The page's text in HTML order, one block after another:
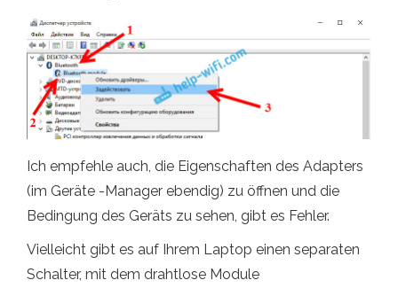
Ich empfehle auch, die Eigenschaften des Adapters
(im Geräte -Manager ebendig) zu öffnen und die
Bedingung des Geräts zu sehen, gibt es Fehler.
Vielleicht gibt es auf Ihrem Laptop einen separaten
Schalter, mit dem drahtlose Module